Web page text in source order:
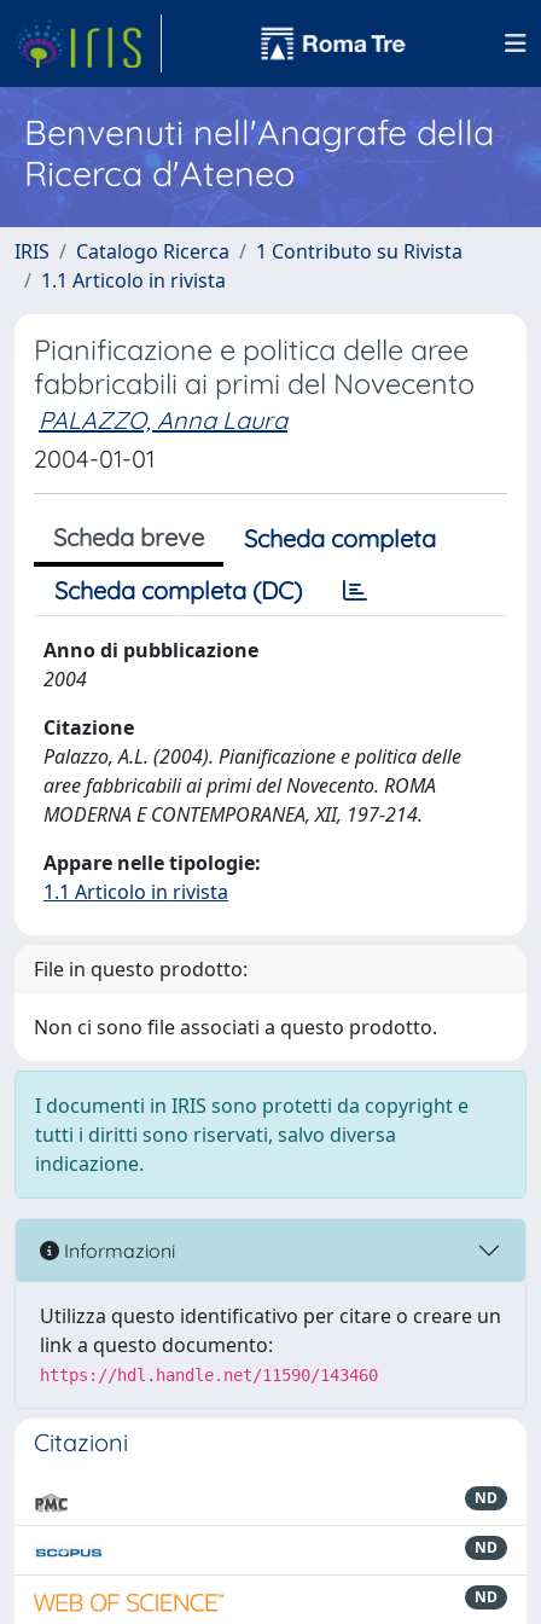
Benvenuti nell'Anagrafe della
Ricerca d'Ateneo
IRIS Catalogo Ricerca
1 Contributo su Rivista
1.1 Articolo in rivista
Pianificazione e politica delle aree
fabbricabili ai primi del Novecento
PALAZZO, Anna Laura
2004-01-01
Scheda breve
Scheda completa
Scheda completa (DC)
Anno di pubblicazione
2004
Citazione
Palazzo, A.L. (2004). Pianificazione e politica delle
aree fabbricabili ai primi del Novecento. ROMA
MODERNA E CONTEMPORANEA, XII, 197-214.
Appare nelle tipologie:
1.1 Articolo in rivista
File in questo prodotto:
Non ci sono file associati a questo prodotto.
I documenti in IRIS sono protetti da copyright e
tutti i diritti sono riservati, salvo diversa
indicazione.
Informazioni
Utilizza questo identificativo per citare o creare un
link a questo documento:
https://hdl.handle.net/11590/143460
Citazioni
ND
ND
ND